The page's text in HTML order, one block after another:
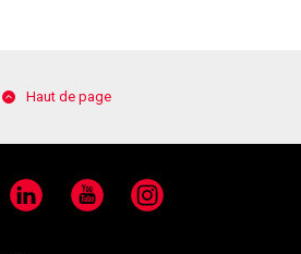
Haut de page
LinkedIn YouTube Instagram